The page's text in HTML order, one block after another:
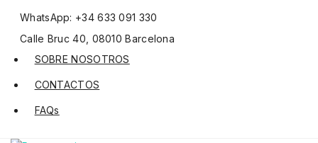
WhatsApp: +34 633 091 330
Calle Bruc 40, 08010 Barcelona
SOBRE NOSOTROS
CONTACTOS
FAQs